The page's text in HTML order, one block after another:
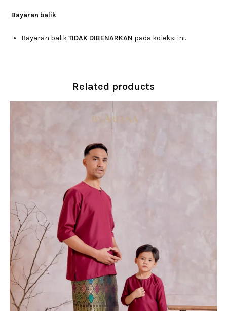
Bayaran balik
Bayaran balikTIDAK DIBENARKAN pada koleksi ini.
Related products